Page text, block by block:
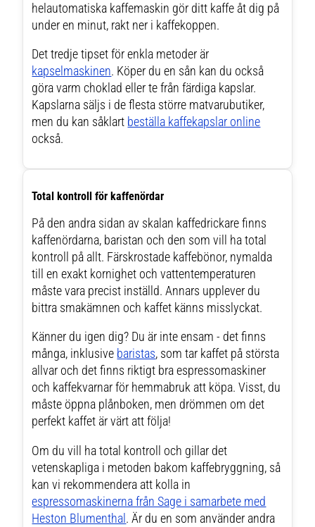
helautomatiska kaffemaskin gör ditt kaffe åt dig på
under en minut, rakt ner i kaffekoppen.
Det tredje tipset för enkla metoder är
kapselmaskinen. Köper du en sån kan du också
göra varm choklad eller te från färdiga kapslar.
Kapslarna säljs i de flesta större matvarubutiker,
men du kan såklart beställa kaffekapslar online
också.
Total kontroll för kaffenördar
På den andra sidan av skalan kaffedrickare finns
kaffenördarna, baristan och den som vill ha total
kontroll på allt. Färskrostade kaffebönor, nymalda
till en exakt kornighet och vattentemperaturen
måste vara precist inställd. Annars upplever du
bittra smakämnen och kaffet känns misslyckat.
Känner du igen dig? Du är inte ensam - det finns
många, inklusive baristas, som tar kaffet på största
allvar och det finns riktigt bra espressomaskiner
och kaffekvarnar för hemmabruk att köpa. Visst, du
måste öppna plånboken, men drömmen om det
perfekt kaffet är värt att följa!
Om du vill ha total kontroll och gillar det
vetenskapliga i metoden bakom kaffebryggning, så
kan vi rekommendera att kolla in
espressomaskinerna från Sage i samarbete med
Heston Blumenthal . Är du en som använder andra